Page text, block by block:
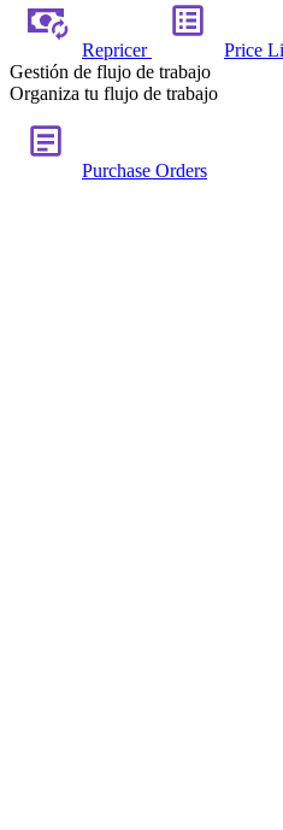
Repricer Price
Gestión de flujo de trabajo
Organiza tu flujo de trabajo
Purchase Orders